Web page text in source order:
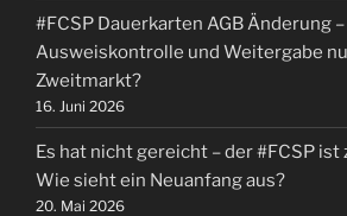
#FCSP Dauerkarten AGB Änderung
Ausweiskontrolle und Weitergabe
Zweitmarkt?
16. Juni 2026
Es hat nicht gereicht – der #FCSP ist
Wie sieht ein Neuanfang aus?
20. Mai 2026